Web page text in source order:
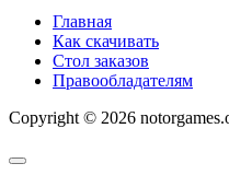
Главная
Как скачивать
Стол заказов
Правообладателям
Copyright © 2026
Scroll